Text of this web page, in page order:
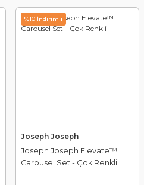
%10 İndirimli
Joseph Joseph
Joseph Joseph Elevate™
Carousel Set - Çok Renkli